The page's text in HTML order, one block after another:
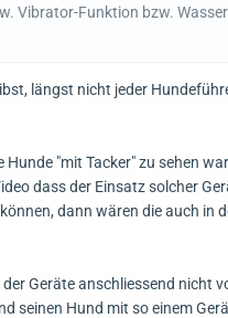
Vibrator-Funktion bzw.
längst nicht jeder
"mit Tacker" zu sehen
dass der Einsatz solcher
dann wären die auch in
der Geräte anschliessend nicht
seinen Hund mit so einem